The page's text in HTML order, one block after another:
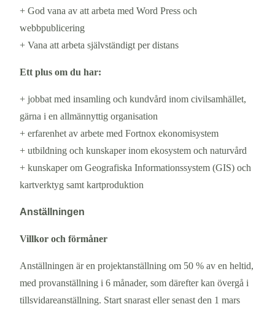
+ God vana av att arbeta med Word Press och
webbpublicering
+ Vana att arbeta självständigt per distans
Ett plus om du har:
+ jobbat med insamling och kundvård inom civilsamhället,
gärna i en allmännyttig organisation
+ erfarenhet av arbete med Fortnox ekonomisystem
+ utbildning och kunskaper inom ekosystem och naturvård
+ kunskaper om Geografiska Informationssystem (GIS) och
kartverktyg samt kartproduktion
Anställningen
Villkor och förmåner
Anställningen är en projektanställning om 50 % av en heltid,
med provanställning i 6 månader, som därefter kan övergå i
tillsvidareanställning. Start snarast eller senast den 1 mars